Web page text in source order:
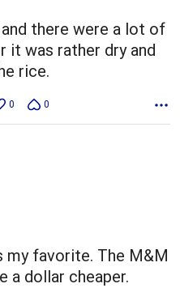
there were a lot of
it was rather dry and
rice.
0 0
my favorite. The M&M
a dollar cheaper.